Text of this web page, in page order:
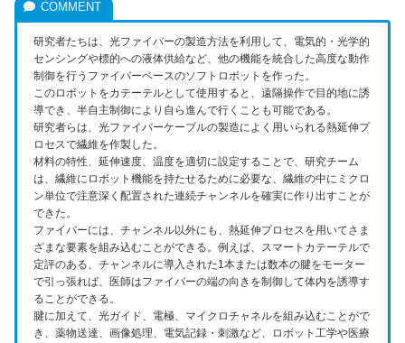
研究者たちは、光ファイバーの製造方法を利用して、電気的・光学的
センシングや標的への液体供給など、他の機能を統合した高度な動作
制御を行うファイバーベースのソフトロボットを作った。
このロボットをカテーテルとして使用すると、遠隔操作で目的地に誘
導でき、半自主制御により自ら進んで行くことも可能である。
研究者らは、光ファイバーケーブルの製造によく用いられる熱延伸プ
ロセスで繊維を作製した。
材料の特性、延伸速度、温度を適切に設定することで、研究チーム
は、繊維にロボット機能を持たせるために必要な、繊維の中にミクロ
ン単位で注意深く配置された連続チャンネルを確実に作り出すことが
できた。
ファイバーには、チャンネル以外にも、熱延伸プロセスを用いてさま
ざまな要素を組み込むことができる。例えば、スマートカテーテルで
定評のある、チャンネルに導入された1本または数本の腱をモーター
で引っ張れば、医師はファイバーの端の向きを制御して体内を誘導す
ることができる。
腱に加えて、光ガイド、電極、マイクロチャネルを組み込むことがで
き、薬物送達、画像処理、電気記録・刺激など、ロボット工学や医療